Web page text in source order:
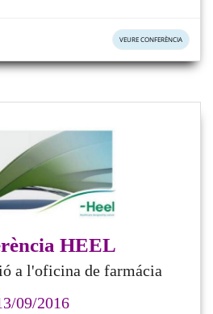
VEURE CONFERÈNCIA
HEEL
a l'oficina de farmácia
09/2016